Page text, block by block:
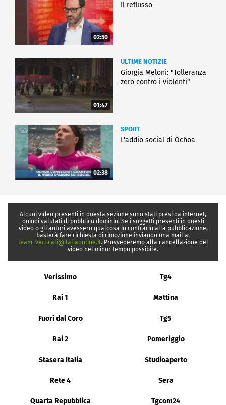
02:50
Il reflusso
01:47
ULTIME NOTIZIE
Giorgia Meloni: "Tolleranza
zero contro i violenti"
02:38
SPORT
L'addio social di Ochoa
Alcuni video presenti in questa sezione sono stati presi da internet,
quindi valutati di pubblico dominio. Se i soggetti presenti in questi
video o gli autori avessero qualcosa in contrario alla pubblicazione,
basterà fare richiesta di rimozione inviando una mail a:
team_verticali@italiaonline.it. Provvederemo alla cancellazione del
video nel minor tempo possibile.
Verissimo Tg4
Rai 1 Mattina
Fuori dal Coro Tg5
Rai 2 Pomeriggio
Stasera Italia Studioaperto
Rete 4 Sera
Quarta Repubblica Tgcom24